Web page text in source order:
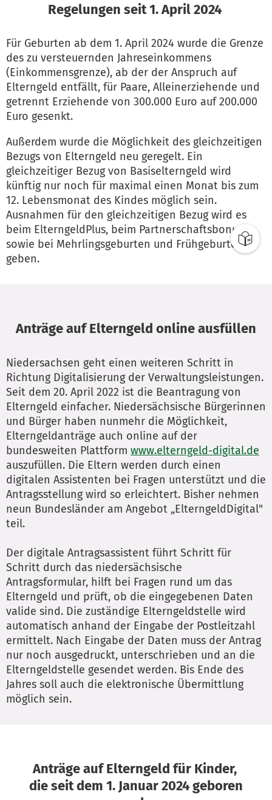
Regelungen seit 1. April 2024
Für Geburten ab dem 1. April 2024 wurde die Grenze
des zu versteuernden Jahreseinkommens
(Einkommensgrenze), ab der der Anspruch auf
Elterngeld entfällt, für Paare, Alleinerziehende und
getrennt Erziehende von 300.000 Euro auf 200.000
Euro gesenkt.
Außerdem wurde die Möglichkeit des gleichzeitigen
Bezugs von Elterngeld neu geregelt. Ein
gleichzeitiger Bezug von Basiselterngeld wird
künftig nur noch für maximal einen Monat bis zum
12. Lebensmonat des Kindes möglich sein.
Ausnahmen für den gleichzeitigen Bezug wird es
beim ElterngeldPlus, beim Partnerschaftsbonus
sowie bei Mehrlingsgeburten und Frühgeburten
geben.
Anträge auf Elterngeld online ausfüllen
Niedersachsen geht einen weiteren Schritt in
Richtung Digitalisierung der Verwaltungsleistungen.
Seit dem 20. April 2022 ist die Beantragung von
Elterngeld einfacher. Niedersächsische Bürgerinnen
und Bürger haben nunmehr die Möglichkeit,
Elterngeldanträge auch online auf der
bundesweiten Plattform www.elterngeld-digital.de
auszufüllen. Die Eltern werden durch einen
digitalen Assistenten bei Fragen unterstützt und die
Antragsstellung wird so erleichtert. Bisher nehmen
neun Bundesländer am Angebot „ElterngeldDigital"
teil.
Der digitale Antragsassistent führt Schritt für
Schritt durch das niedersächsische
Antragsformular, hilft bei Fragen rund um das
Elterngeld und prüft, ob die eingegebenen Daten
valide sind. Die zuständige Elterngeldstelle wird
automatisch anhand der Eingabe der Postleitzahl
ermittelt. Nach Eingabe der Daten muss der Antrag
nur noch ausgedruckt, unterschrieben und an die
Elterngeldstelle gesendet werden. Bis Ende des
Jahres soll auch die elektronische Übermittlung
möglich sein.
Anträge auf Elterngeld für Kinder,
die seit dem 1. Januar 2024 geboren